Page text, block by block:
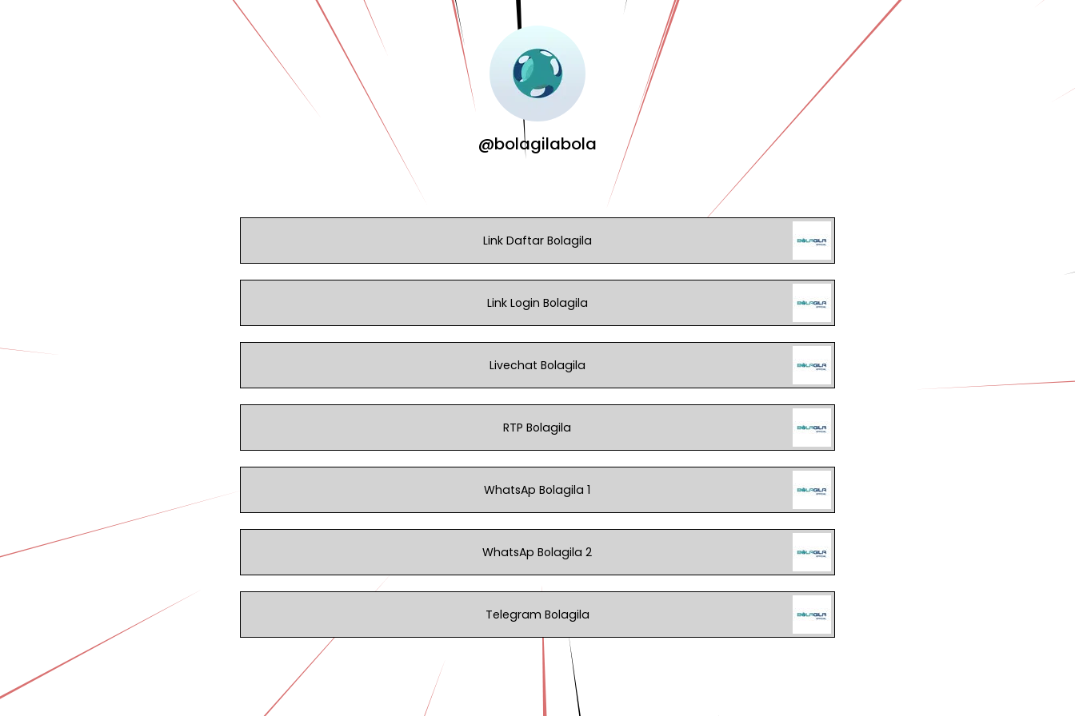
@bolagilabola
Link Daftar Bolagila
Link Login Bolagila
Livechat Bolagila
RTP Bolagila
WhatsAp Bolagila 1
WhatsAp Bolagila 2
Telegram Bolagila